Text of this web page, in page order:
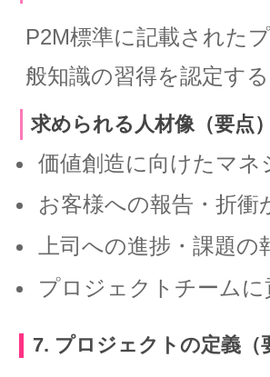
P2M標準に記載された
般知識の習得を認定する
求められる人材像（要点）
価値創造に向けたマ
お客様への報告・折衝
上司への進捗・課題の
プロジェクトチーム
7. プロジェクトの定義（